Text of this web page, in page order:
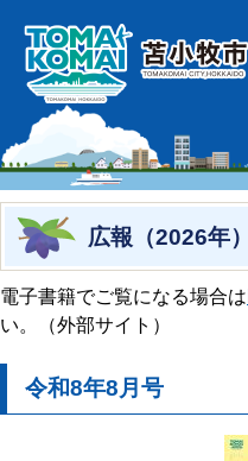
広報（2026年）
電子書籍でご覧になる場合は
い。（外部サイト）
令和8年8月号